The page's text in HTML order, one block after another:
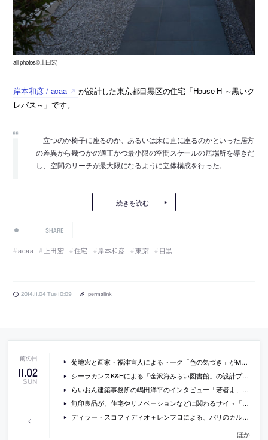
all photos©上田宏
岸本和彦 / acaa
が設計した東京都目黒区の住宅「House-H ～黒いク
レバス～」です。
立つのか椅子に座るのか、あるいは床に直に座るのかといった居方
の差異から幾つかの適正かつ最小限の空間スケールの居場所を導きだ
し、空間のリーチが最大限になるように立体構成を行った。
続きを読む
SHARE
acaa 上田宏 住宅 岸本和彦 東京 目黒
2014.11.04 Tue 10:09 permalink
11.02
SUN
菊地宏と画家・福津宣人によるトーク「色の気づき」がMATECOの主催で東京文京区で開催[2014/11/15]
シーラカンスK&Hによる「金沢海みらい図書館」の設計プロセス等を特集した書籍『図書館をつくる』
らいおん建築事務所の嶋田洋平のインタビュー「若者よ、自分の街を愛せ！」
無印良品が、住宅やリノベーションなどに関わるサイト「MUJI HOUSE VISION」を公開
ディラー・スコフィディオ＋レンフロによる、パリのカルティエ財団でのインスタレーション「Musings on a Glass Box」の写真
ほか